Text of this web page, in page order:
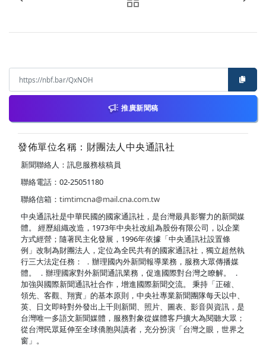
推廣新聞稿
發佈單位名稱：財團法人中央通訊社
新聞聯絡人：訊息服務核稿員
聯絡電話：02-25051180
聯絡信箱： timtimcna@mail.cna.com.tw
中央通訊社是中華民國的國家通訊社，是台灣最具影響力的新聞媒
體。 經歷組織改造，1973年中央社改組為股份有限公司，以企業
方式經營；隨著民主化發展，1996年依據「中央通訊社設置條
例」改制為財團法人，定位為全民共有的國家通訊社，獨立超然執
行三大法定任務： ．辦理國內外新聞報導業務，服務大眾傳播媒
體。 ．辦理國家對外新聞通訊業務，促進國際對台灣之瞭解。 ．
加強與國際新聞通訊社合作，增進國際新聞交流。 秉持「正確、
領先、客觀、翔實」的基本原則，中央社專業新聞團隊每天以中、
英、日文即時對外發出上千則新聞、照片、圖表、影音與資訊，是
台灣唯一多語文新聞媒體，服務對象從媒體客戶擴大為閱聽大眾；
從台灣民眾延伸至全球僑胞與讀者，充分扮演「台灣之眼，世界之
窗」。